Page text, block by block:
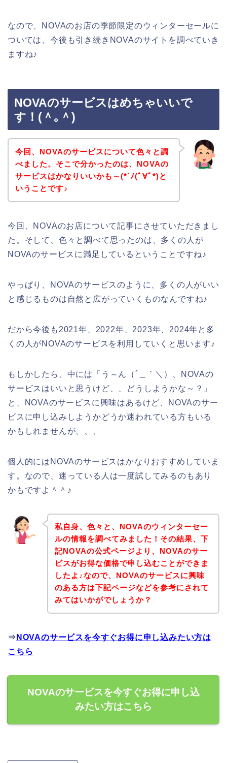
なので、NOVAのお店の季節限定のウィンターセールに
ついては、今後も引き続きNOVAのサイトを調べていき
ますね♪
NOVAのサービスはめちゃいいで
す！(＾｡＾)
今回、NOVAのサービスについて色々と調
べました。そこで分かったのは、NOVAの
サービスはかなりいいかも～(*´ﾉ(ﾟ∀ﾟ*)と
いうことです♪
今回、NOVAのお店について記事にさせていただきまし
た。そして、色々と調べて思ったのは、多くの人が
NOVAのサービスに満足しているということですね♪
やっぱり、NOVAのサービスのように、多くの人がいい
と感じるものは自然と広がっていくものなんですね♪
だから今後も2021年、2022年、2023年、2024年と多
くの人がNOVAのサービスを利用していくと思います♪
もしかしたら、中には「う～ん（´＿｀＼）、NOVAの
サービスはいいと思うけど、、どうしようかな～？」
と、NOVAのサービスに興味はあるけど、NOVAのサー
ビスに申し込みしようかどうか迷われている方もいる
かもしれませんが、、、
個人的にはNOVAのサービスはかなりおすすめしていま
す。なので、迷っている人は一度試してみるのもあり
かもですよ＾＾♪
私自身、色々と、NOVAのウィンターセー
ルの情報を調べてみました！その結果、下
記NOVAの公式ページより、NOVAのサー
ビスがお得な価格で申し込むことができま
したよ♪なので、NOVAのサービスに興味
のある方は下記ページなどを参考にされて
みてはいかがでしょうか？
⇒ NOVAのサービスを今すぐお得に申し込みたい方は
こちら
NOVAのサービスを今すぐお得に申し込
みたい方はこちら